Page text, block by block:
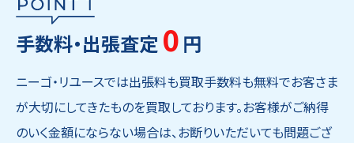
手数料・出張査定 0 円
ニーゴ・リユースでは出張料も買取手数料も無料でお客さま
が大切にしてきたものを買取しております。お客様がご納得
のいく金額にならない場合は、お断りいただいても問題ござ